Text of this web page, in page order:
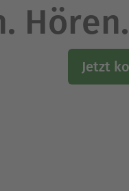
Jetzt